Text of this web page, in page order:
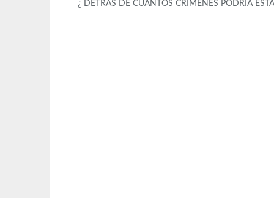
¿ DETRÁS DE CUANTOS CRÍMENES PODRÍA